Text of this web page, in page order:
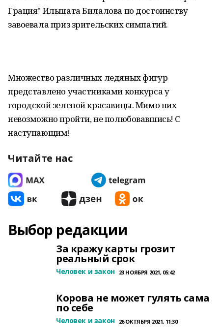
Грация" Ильшата Билалова по достоинству
завоевала приз зрительских симпатий.
Множество различных ледяных фигур
представлено участниками конкурса у
городской зеленой красавицы. Мимо них
невозможно пройти, не полюбовавшись! С
наступающим!
Читайте нас
Выбор редакции
За кражу карты грозит
реальный срок
Человек и закон 23 НОЯБРЯ 2021, 05:42
Корова не может гулять сама
по себе
Человек и закон 26 ОКТЯБРЯ 2021, 11:30